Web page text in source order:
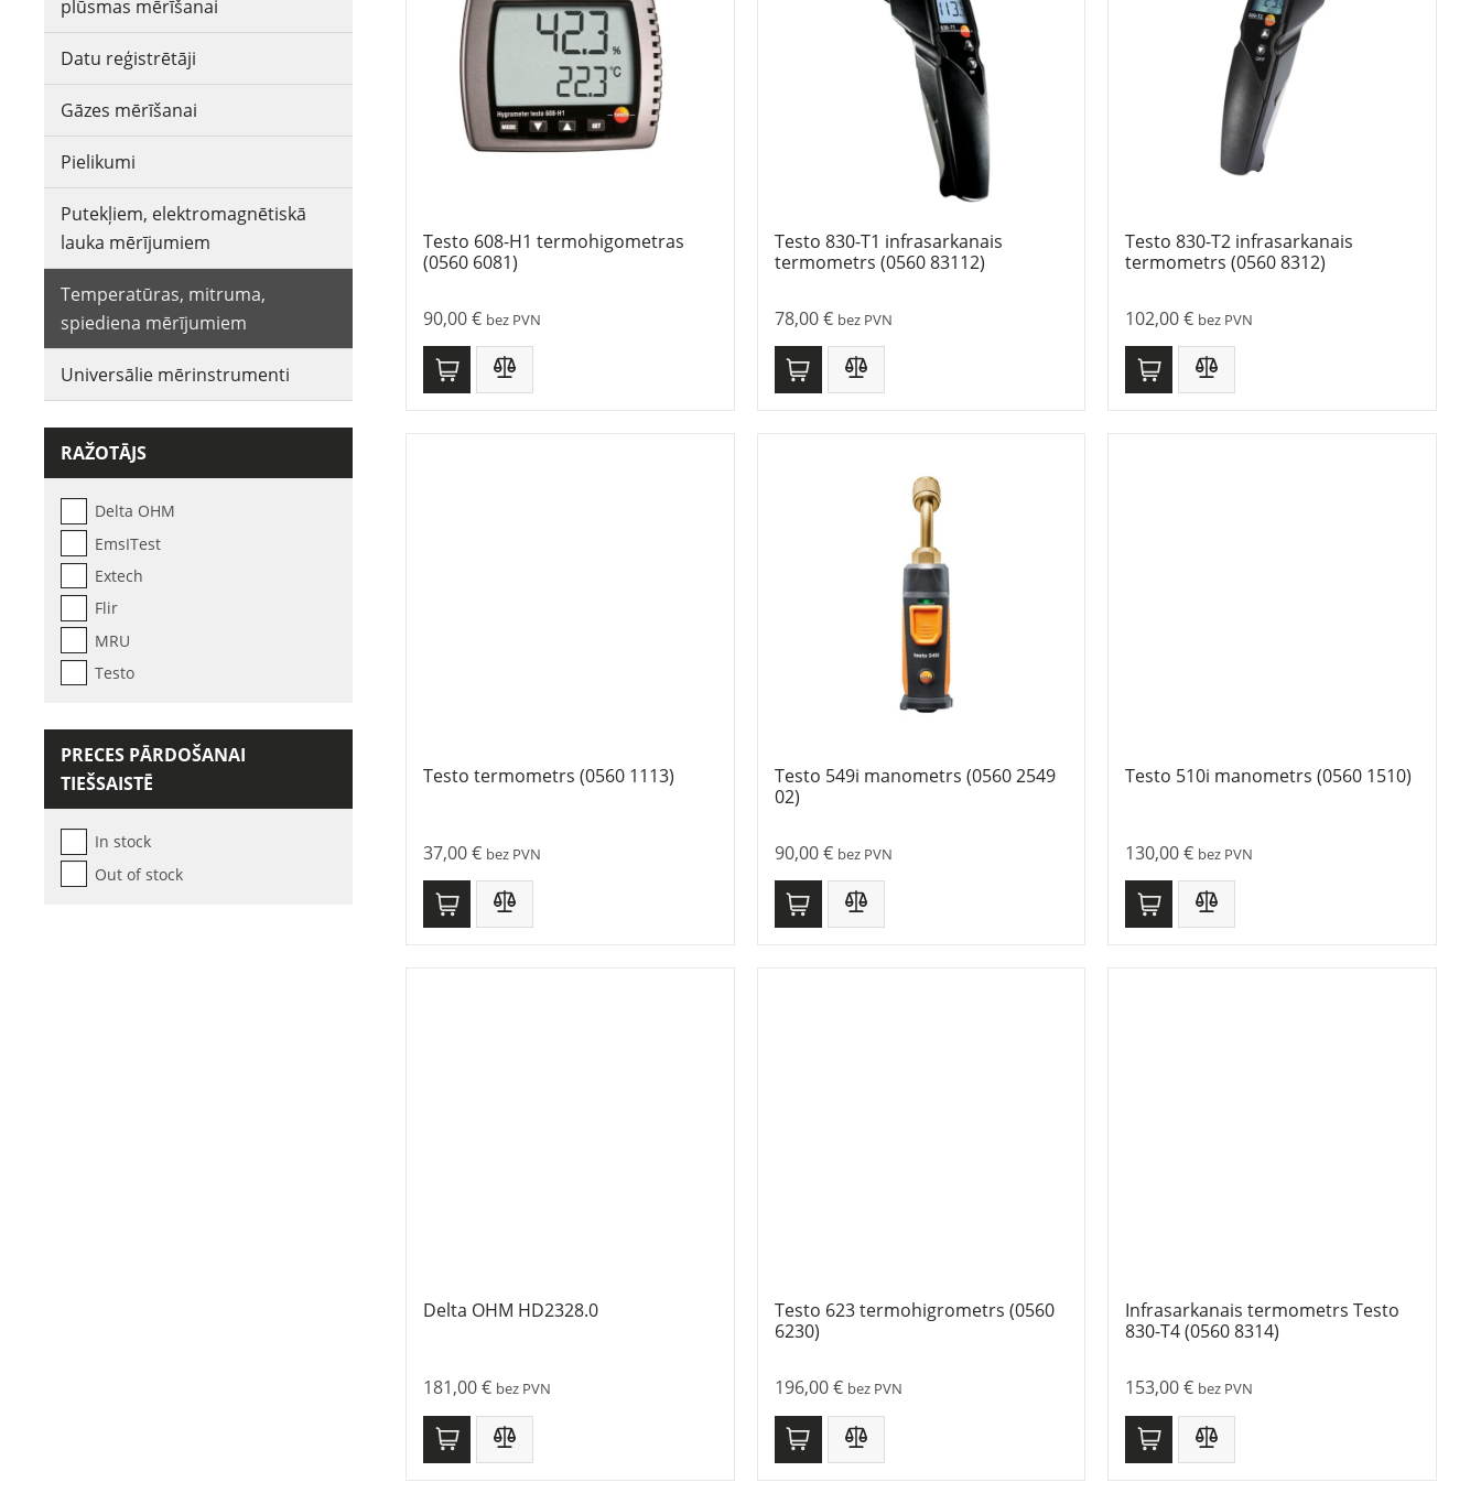
plūsmas mērīšanai
Datu reģistrētāji
Gāzes mērīšanai
Pielikumi
Putekļiem, elektromagnētiskā
lauka mērījumiem
Temperatūras, mitruma,
spiediena mērījumiem
Universālie mērinstrumenti
RAŽOTĀJS
Delta OHM
EmsITest
Extech
Flir
MRU
Testo
PRECES PĀRDOŠANAI
TIEŠSAISTĒ
In stock
Out of stock
Testo 608-H1 termohigometras
(0560 6081)
90,00€ bez PVN
Testo 830-T1 infrasarkanais
termometrs (0560 83112)
78,00€ bez PVN
Testo 830-T2 infrasarkanais
termometrs (0560 8312)
102,00€ bez PVN
Testo termometrs (0560 1113)
37,00€ bez PVN
Testo 549i manometrs (0560 2549
02)
90,00€ bez PVN
Testo 510i manometrs (0560 1510)
130,00€ bez PVN
Delta OHM HD2328.0
181,00€ bez PVN
Testo 623 termohigrometrs (0560
6230)
196,00€ bez PVN
Infrasarkanais termometrs Testo
830-T4 (0560 8314)
153,00€ bez PVN